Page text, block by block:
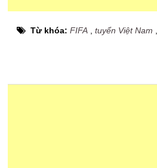
Từ khóa:FIFA ,tuyển Việt Nam